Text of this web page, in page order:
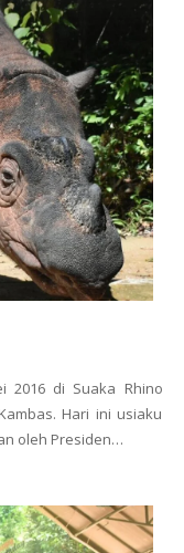
2016 di Suaka Rhino
Hari ini usiaku
oleh Presiden…